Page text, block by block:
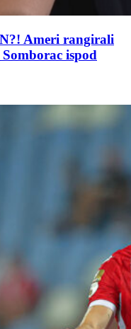
Ameri rangirali
ispod